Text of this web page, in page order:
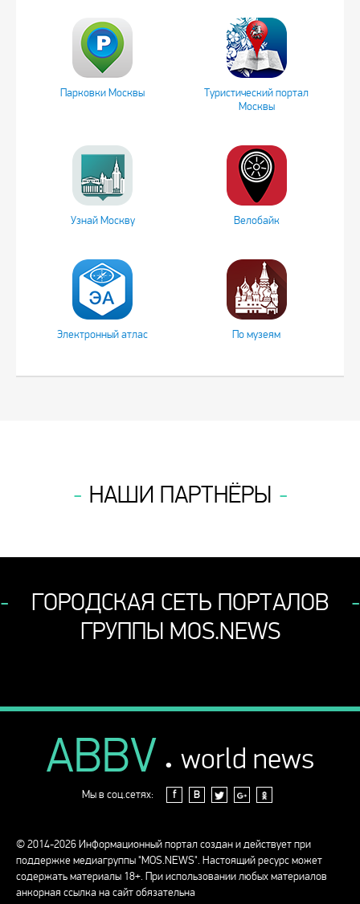
Парковки Москвы
Туристический портал
Москвы
Узнай Москву Велобайк
Электронный атлас По музеям
НАШИ ПАРТНЁРЫ
ГОРОДСКАЯ СЕТЬ ПОРТАЛОВ
ГРУППЫ MOS.NEWS
ABBV . world news
Мы в соц.сетях: f В
© 2014-2026 Информационный портал создан и действует при
поддержке медиагруппы "MOS.NEWS". Настоящий ресурс может
содержать материалы 18+. При использовании любых материалов
анкорная ссылка на сайт обязательна